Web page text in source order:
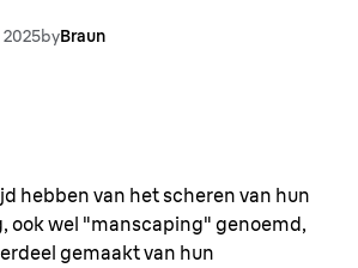
2025byBraun
hebben van het scheren van hun
ook wel "manscaping" genoemd,
gemaakt van hun